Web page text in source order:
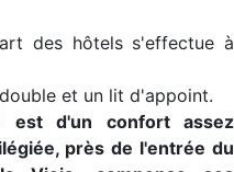
des hôtels s'effectue à
et un lit d'appoint.
est d'un confort assez
près de l'entrée du